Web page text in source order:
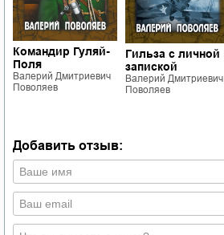
Командир Гуляй-
Поля
Валерий Дмитриевич
Поволяев
Гильза с личной
запиской
Валерий Дмитриевич
Поволяев
Добавить отзыв: